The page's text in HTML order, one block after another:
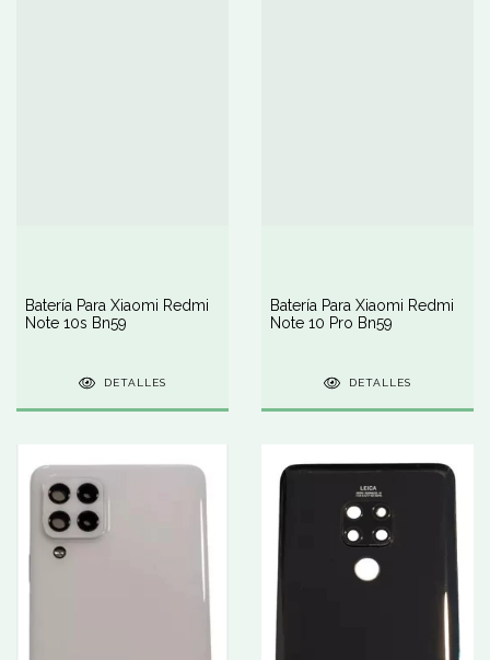
Batería Para Xiaomi Redmi
Note 10s Bn59
DETALLES
Batería Para Xiaomi Redmi
Note 10 Pro Bn59
DETALLES